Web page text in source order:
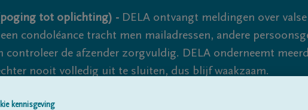
tot oplichting) - DELA ontvangt meldingen over
condoléance tracht men mailadressen, andere
de afzender zorgvuldig. DELA onderneemt
nooit volledig uit te sluiten, dus blijf waakzaam.
kennisgeving